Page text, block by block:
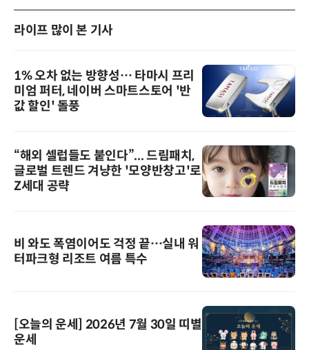
라이프 많이 본 기사
1% 오차 없는 방향성… 타마시 프리
미엄 퍼터, 네이버 스마트스토어 '반
값 할인' 돌풍
“해외 셀럽들도 붙인다”... 드림패치,
글로벌 트렌드 겨냥한 '모양반창고'로
Z세대 공략
비 와도 폭염이어도 걱정 끝…실내 워
터파크형 리조트 여름 특수
[오늘의 운세] 2026년 7월 30일 띠별
운세